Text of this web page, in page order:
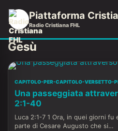
Piattaforma
Radio Cristiana FHL
Gesù
CAPITOLO-PER-CAPITOLO-VERSETTO-
Una passeggiata
2:1-40
Luca 2:1-7 1 Ora, in quei giorni
parte di Cesare Augusto che si…